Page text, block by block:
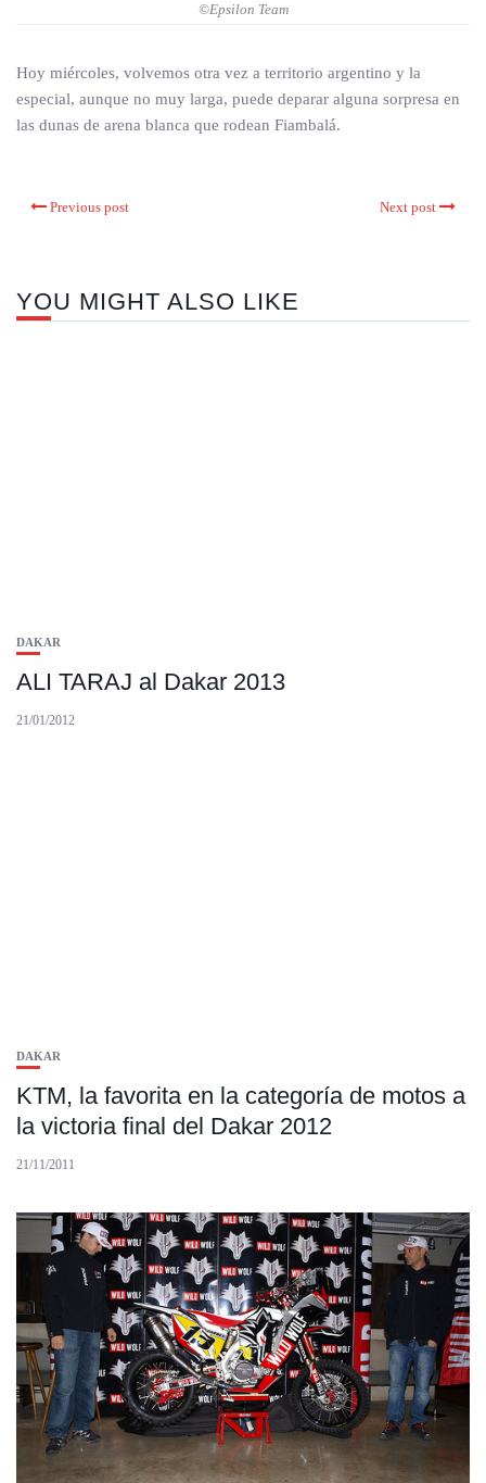
©Epsilon Team
Hoy miércoles, volvemos otra vez a territorio argentino y la
especial, aunque no muy larga, puede deparar alguna sorpresa en
las dunas de arena blanca que rodean Fiambalá.
Previous post Next post
YOU MIGHT ALSO LIKE
DAKAR
ALI TARAJ al Dakar 2013
21/01/2012
DAKAR
KTM, la favorita en la categoría de motos a
la victoria final del Dakar 2012
21/11/2011